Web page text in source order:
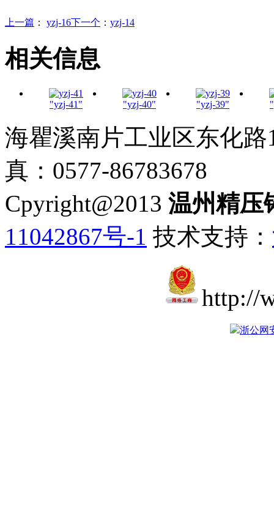
上一篇 ： yzj-16下一个 ： yzj-14
相关信息
"yzj-41" "yzj-40" "yzj-39"
海瞿溪南片工业区东化路
真：0577-86783678
Cpyright@2013 温州精压
11042867号-1 技术支持：
http://
浙公网